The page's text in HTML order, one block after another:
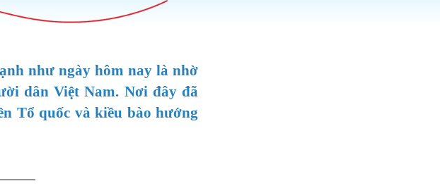
như ngày hôm nay là nhờ
dân Việt Nam. Nơi đây đã
Tổ quốc và kiều bào hướng